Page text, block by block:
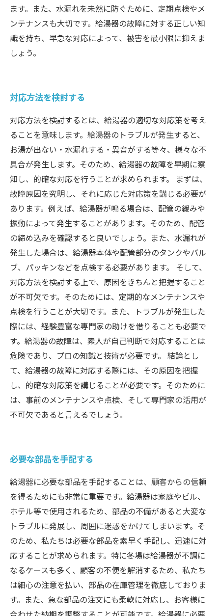
ます。また、水漏れを未然に防ぐために、定期点検やメ
ンテナンスも大切です。給湯器の故障に対する正しい知
識を持ち、早急な対応によって、被害を最小限に抑えま
しょう。
対応方法を検討する
対応方法を検討するとは、給湯器の適切な対応策を考え
ることを意味します。給湯器のトラブルが発生すると、
お湯が出ない・水漏れする・異音がする等々、様々な不
具合が発生します。そのため、給湯器の故障を早期に察
知し、的確な対応を行うことが求められます。 まずは、
故障原因を究明し、それに応じた対応策を講じる必要が
あります。例えば、給湯器が鳴る場合は、配管の緩みや
振動によって発生することがあります。そのため、配管
の締め込みを確認すると良いでしょう。また、水漏れが
発生した場合は、給湯器本体や配管部分のタンクやバル
ブ、パッキンなどを点検する必要があります。 そして、
対応方法を検討する上で、原因をきちんと把握すること
が不可欠です。そのためには、定期的なメンテナンスや
点検を行うことが大切です。また、トラブルが発生した
際には、経験豊富な専門家の助けを借りることも必要で
す。給湯器の故障は、素人が自己判断で対応することは
危険であり、プロの知識と技術が必要です。 結論とし
て、給湯器の故障に対応する際には、その原因を把握
し、的確な対応策を講じることが必要です。そのために
は、事前のメンテナンスや点検、そして専門家の活用が
不可欠であると言えるでしょう。
必要な部品を手配する
給湯器に必要な部品を手配することは、顧客からの信頼
を得るためにも非常に重要です。給湯器は家庭やビル、
ホテル等で使用されるため、部品の不備があると大変な
トラブルに発展し、周囲に迷惑をかけてしまいます。そ
のため、私たちは必要な部品を素早く手配し、迅速に対
応することが求められます。特に冬場は給湯器が不調に
なるケースも多く、顧客の不便を解消するため、私たち
は細心の注意を払い、部品の在庫管理を徹底しておりま
す。また、急な部品の注文にも柔軟に対応し、お客様に